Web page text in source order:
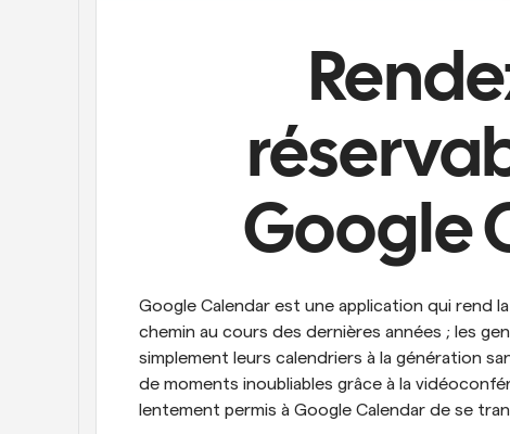
Google
Google Calendar est une application qui rend
chemin au cours des dernières années ; les
simplement leurs calendriers à la génération
de moments inoubliables grâce à la
lentement permis à Google Calendar de se